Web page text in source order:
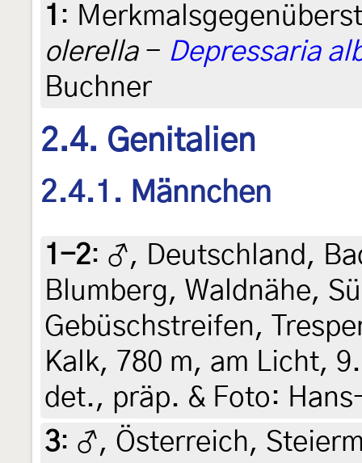
1 :
olerella- Depressaria
Buchner
2.4. Genitalien
2.4.1. Männchen
1-2: ♂, Deutschland,
Blumberg, Waldnähe,
Gebüschstreifen,
Kalk, 780 m, am Licht,
det., präp. & Foto:
3: ♂, Österreich,